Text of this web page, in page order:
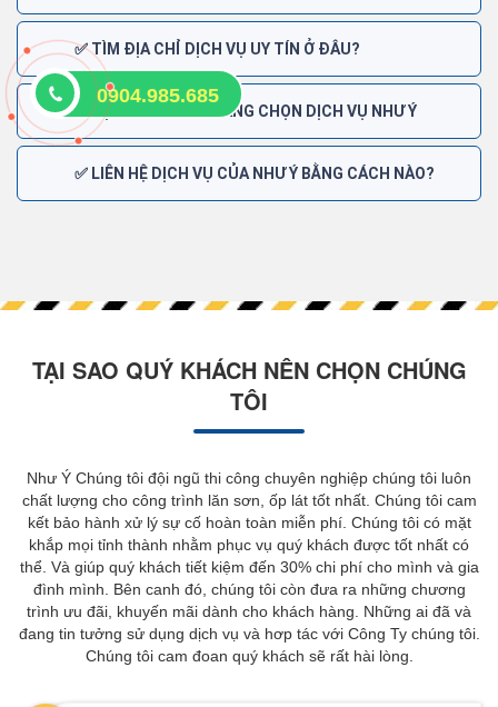
✅ TÌM ĐỊA CHỈ DỊCH VỤ UY TÍN Ở ĐÂU?
✅ TẠI SAO KHÁCH HÀNG CHỌN DỊCH VỤ NHƯ Ý
✅ LIÊN HỆ DỊCH VỤ CỦA NHƯ Ý BẰNG CÁCH NÀO?
TẠI SAO QUÝ KHÁCH NÊN CHỌN CHÚNG
TÔI
Như Ý Chúng tôi đội ngũ thi công chuyên nghiệp chúng tôi luôn
chất lượng cho công trình lăn sơn, ốp lát tốt nhất. Chúng tôi cam
kết bảo hành xử lý sự cố hoàn toàn miễn phí. Chúng tôi có mặt
khắp mọi tỉnh thành nhằm phục vụ quý khách được tốt nhất có
thể. Và giúp quý khách tiết kiệm đến 30% chi phí cho mình và gia
đình mình. Bên canh đó, chúng tôi còn đưa ra những chương
trình ưu đãi, khuyến mãi dành cho khách hàng. Những ai đã và
đang tin tưởng sử dụng dịch vụ và hơp tác với Công Ty chúng tôi.
Chúng tôi cam đoan quý khách sẽ rất hài lòng.
0904.985.685